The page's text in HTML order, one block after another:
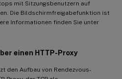
mit Sitzungsbenutzern auf
Die Bildschirmfreigabefunktion ist
Informationen finden Sie unter
einen HTTP-Proxy
den Aufbau von Rendezvous-